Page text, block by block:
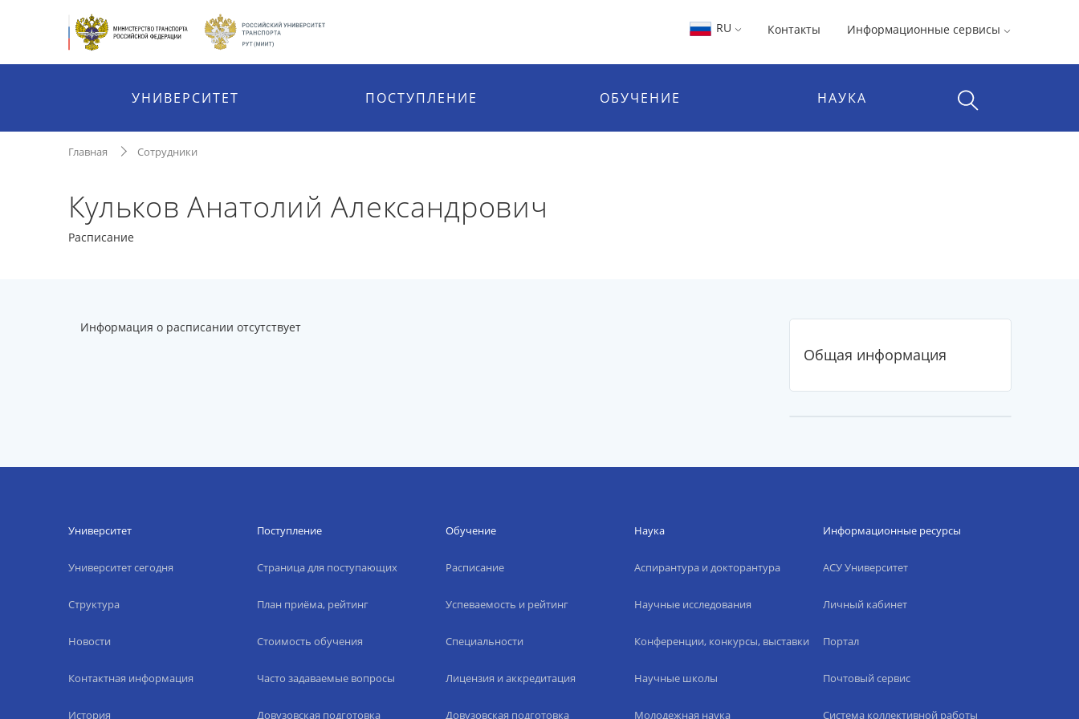
RU Контакты Информационные сервисы
УНИВЕРСИТЕТ ПОСТУПЛЕНИЕ ОБУЧЕНИЕ НАУКА
Главная Сотрудники
Кульков Анатолий Александрович
Расписание
Информация о расписании отсутствует
Общая информация
Университет
Университет сегодня
Структура
Новости
Контактная информация
История
Поступление
Страница для поступающих
План приёма, рейтинг
Стоимость обучения
Часто задаваемые вопросы
Довузовская подготовка
Обучение
Расписание
Успеваемость и рейтинг
Специальности
Лицензия и аккредитация
Довузовская подготовка
Наука
Аспирантура и докторантура
Научные исследования
Конференции, конкурсы, выставки
Научные школы
Молодежная наука
Информационные ресурсы
АСУ Университет
Личный кабинет
Портал
Почтовый сервис
Система коллективной работы